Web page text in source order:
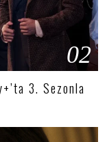
02
3. Sezonla